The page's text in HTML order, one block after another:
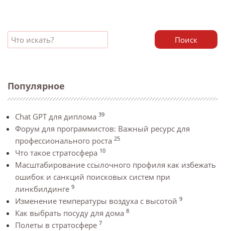
Поиск
Популярное
Chat GPT для диплома 39
Форум для программистов: Важный ресурс для
профессионального роста 25
Что такое стратосфера 10
Масштабирование ссылочного профиля как избежать
ошибок и санкций поисковых систем при
линкбилдинге 9
Изменение температуры воздуха с высотой 9
Как выбрать посуду для дома 8
Полеты в стратосфере 7